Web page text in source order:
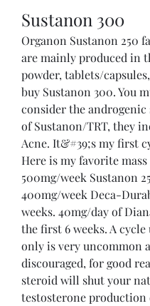
Sustanon 300
Organon Sustanon 250
are mainly produced in
powder, tablets/
buy Sustanon 300. You
consider the androgenic
of Sustanon/TRT, they
Acne. It&#39;s my first
Here is my favorite mass
500mg/week Sustanon
400mg/week Deca-
weeks. 40mg/day of
the first 6 weeks. A cycle
only is very uncommon
discouraged, for good
steroid will shut your
testosterone production